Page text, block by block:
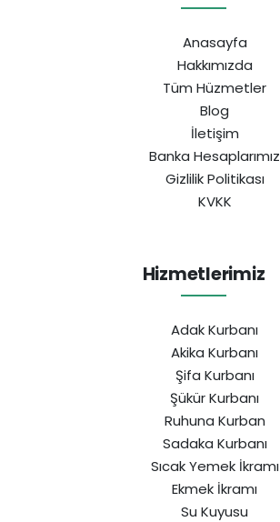
Anasayfa
Hakkımızda
Tüm Hüzmetler
Blog
İletişim
Banka Hesaplarımız
Gizlilik Politikası
KVKK
Hizmetlerimiz
Adak Kurbanı
Akika Kurbanı
Şifa Kurbanı
Şükür Kurbanı
Ruhuna Kurban
Sadaka Kurbanı
Sıcak Yemek İkramı
Ekmek İkramı
Su Kuyusu